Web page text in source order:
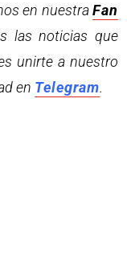
en nuestraFan
las noticias que
unirte a nuestro
en Telegram.